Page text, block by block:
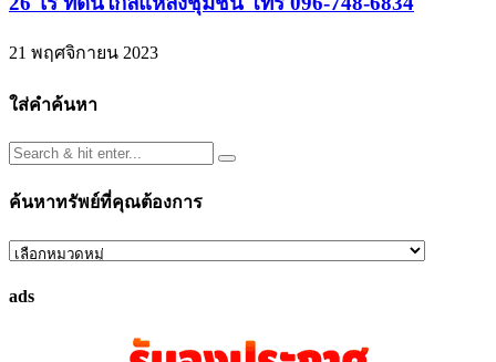
21 พฤศจิกายน 2023
ใส่คำค้นหา
ค้นหาทรัพย์ที่คุณต้องการ
ค้นหา
ที่
ads